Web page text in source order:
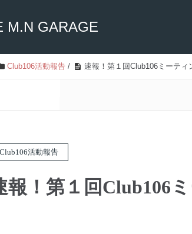
M.N GARAGE
Club106活動報告 / 速報！第１回Club106ミーティ
Club106活動報告
報！第１回Club106